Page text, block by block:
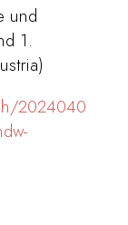
und
1.
2024040